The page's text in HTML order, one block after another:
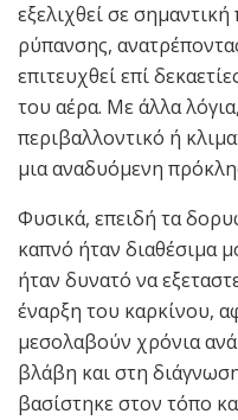
εξελιχθεί σε
ρύπανσης,
επιτευχθεί επί
του αέρα. Με άλλα
περιβαλλοντικό ή
μια αναδυόμενη
Φυσικά, επειδή τα
καπνό ήταν διαθέσιμα
ήταν δυνατό να
έναρξη του καρκίνου,
μεσολαβούν χρόνια
βλάβη και στη
βασίστηκε στον τόπο